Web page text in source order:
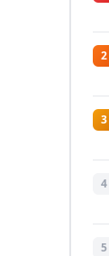
2
3
4
5